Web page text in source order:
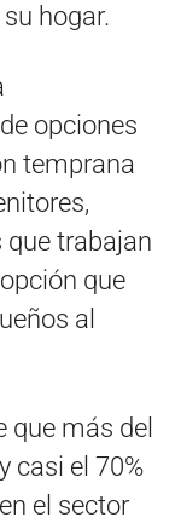
hogar.
opciones
temprana
trabajan
que
al
que más del
casi el 70%
el sector